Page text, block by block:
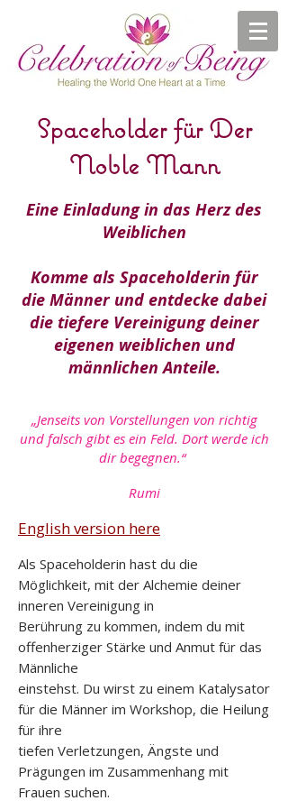
Spaceholder fürDer
Noble Mann
Eine Einladung in das Herz des
Weiblichen
Komme als Spaceholderin für
die Männer und entdecke dabei
die tiefere Vereinigung deiner
eigenen weiblichen und
männlichen Anteile.
„Jenseits von Vorstellungen von richtig
und falsch gibt es ein Feld. Dort werde ich
dir begegnen.“
Rumi
English version here
Als Spaceholderin hast du die
Möglichkeit, mit der Alchemie deiner
inneren Vereinigung in
Berührung zu kommen, indem du mit
offenherziger Stärke und Anmut für das
Männliche
einstehst. Du wirst zu einem Katalysator
für die Männer im Workshop, die Heilung
für ihre
tiefen Verletzungen, Ängste und
Prägungen im Zusammenhang mit
Frauen suchen.